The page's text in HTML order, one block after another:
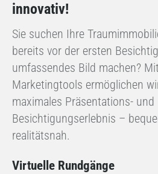
innovativ!
Sie suchen Ihre
bereits vor der ersten
umfassendes Bild machen?
Marketingtools ermöglichen
maximales Präsentations- und
Besichtigungserlebnis –
realitätsnah.
Virtuelle Rundgänge